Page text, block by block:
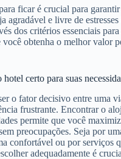
ficar é crucial para garantir
agradável e livre de estresses
dos critérios essenciais
obtenha o melhor valor
certo para suas
o fator decisivo entre uma
frustrante. Encontrar o
permite que você
preocupações. Seja por
confortável ou por serviços
adequadamente é